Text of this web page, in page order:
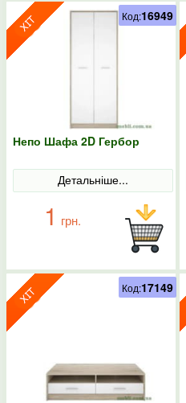
Непо Шафа 2D Гербор
Детальніше...
1 грн.
Код:16949
Код:17149